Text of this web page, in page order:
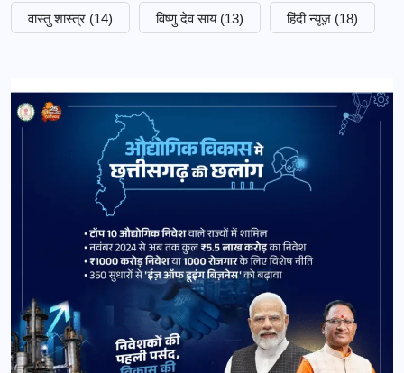
वास्तु शास्त्र (14) विष्णु देव साय (13) हिंदी न्यूज़ (18)